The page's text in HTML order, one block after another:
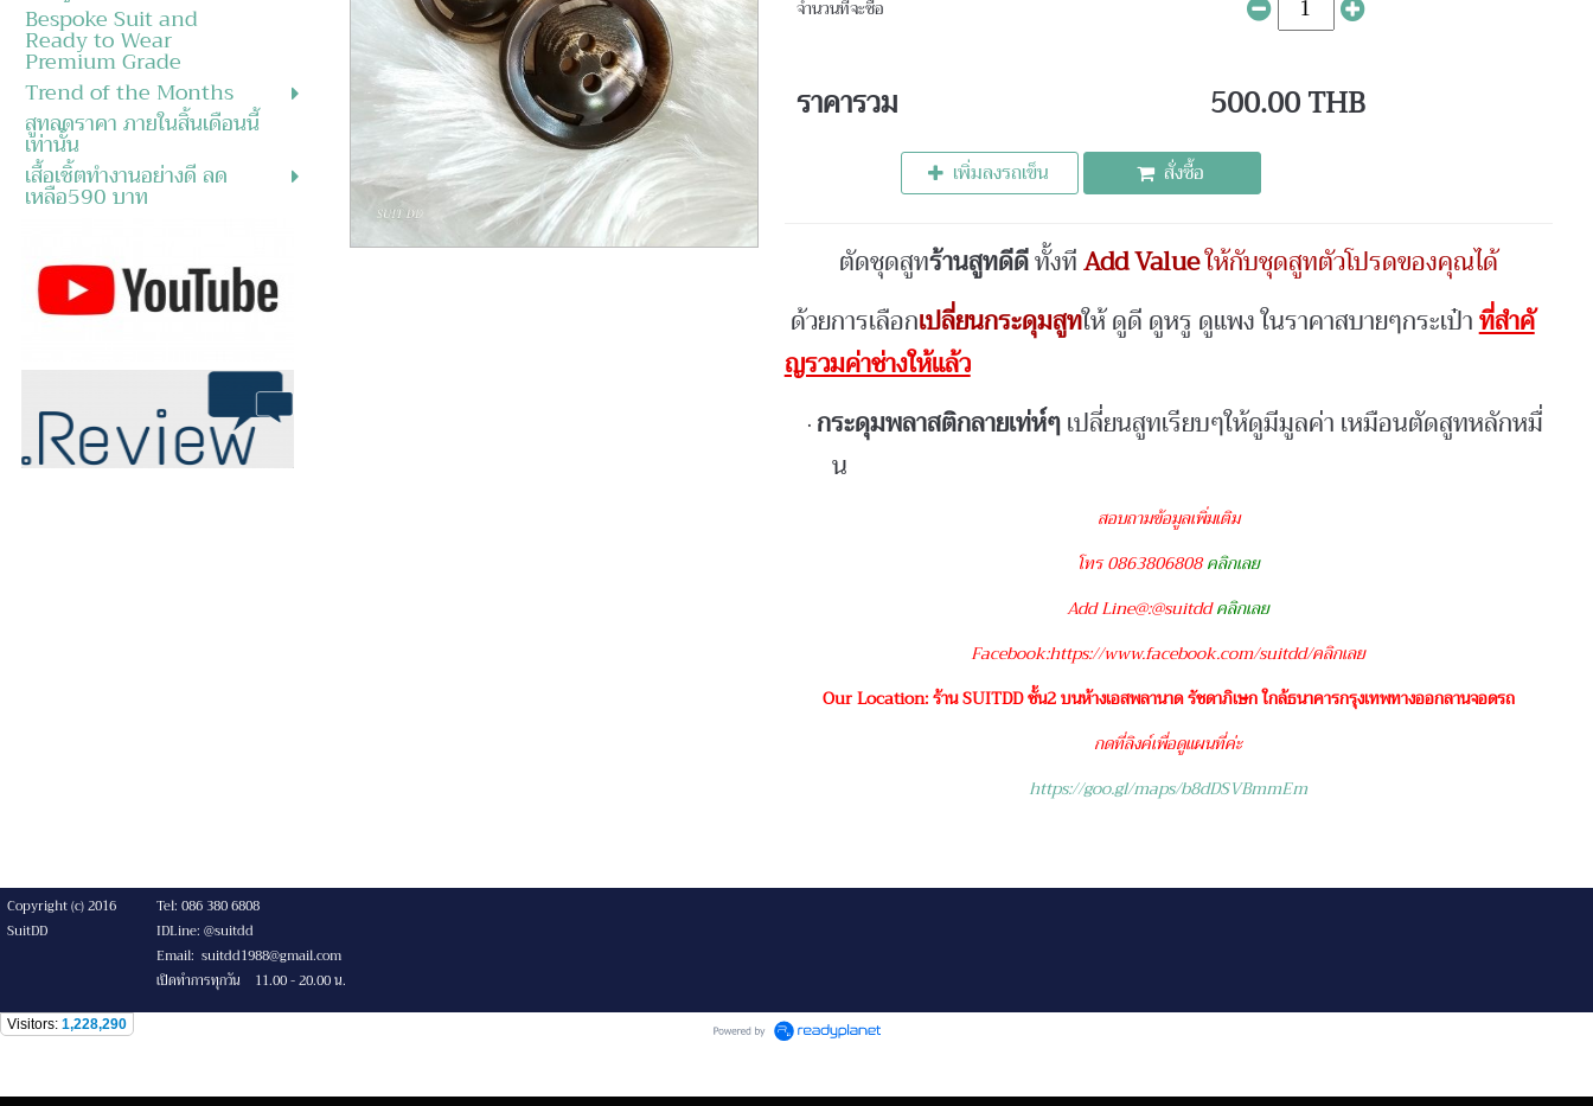
Bespoke Suit and
Ready to Wear
Premium Grade
Trend of the Months
สูทลดราคา ภายในสิ้นเดือนนี้
เท่านั้น
เสื้อเชิ้ตทำงานอย่างดี ลด
เหลือ590 บาท
จำนวนที่จะซื้อ
ราคารวม 500.00 THB
เพิ่มลงรถเข็น สั่งซื้อ
ตัดชุดสูทร้านสูทดีดีทั้งทีAdd Valueให้กับชุดสูทตัวโปรดของคุณได้
ด้วยการเลือกเปลี่ยนกระดุมสูทให้ ดูดี ดูหรู ดูแพง ในราคาสบายๆกระเป๋าที่สำคั
ญรวมค่าช่างให้แล้ว
กระดุมพลาสติกลายเท่ห์ๆเปลี่ยนสูทเรียบๆให้ดูมีมูลค่า เหมือนตัดสูทหลักหมื่
น
สอบถามข้อมูลเพิ่มเติม
โทร 0863806808คลิกเลย
Add Line@:@suitddคลิกเลย
Facebook:https://www.facebook.com/suitdd/คลิกเลย
Our Location: ร้าน SUITDD ชั้น2 บนห้างเอสพลานาด รัชดาภิเษก ใกล้ธนาคารกรุงเทพทางออกลานจอดรถ
กดที่ลิงค์เพื่อดูแผนที่ค่ะ
https://goo.gl/maps/b8dDSVBmmEm
Copyright (c) 2016
Tel: 086 380 6808
SuitDD
IDLine: @suitdd
Email: suitdd1988@gmail.com
เปิดทำการทุกวัน 11.00 - 20.00 น.
Visitors: 1,228,290